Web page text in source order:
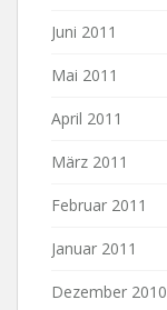
Juni 2011
Mai 2011
April 2011
März 2011
Februar 2011
Januar 2011
Dezember 2010